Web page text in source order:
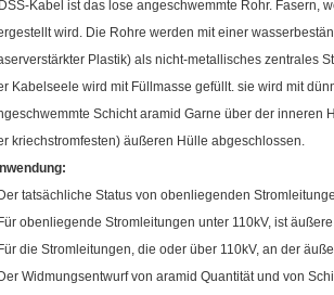
Kabel ist das lose angeschwemmte Rohr. Fasern,
wird. Die Rohre werden mit einer
Plastik) als nicht-metallisches zentrales
Kabelseele wird mit Füllmasse gefüllt. sie wird mit
Schicht aramid Garne über der inneren
kriechstromfesten) äußeren Hülle abgeschlossen.
tatsächliche Status von obenliegenden
obenliegende Stromleitungen unter 110kV, ist
die Stromleitungen, die oder über 110kV, an der
Widmungsentwurf von aramid Quantität und von